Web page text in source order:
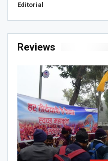
Editorial
Reviews